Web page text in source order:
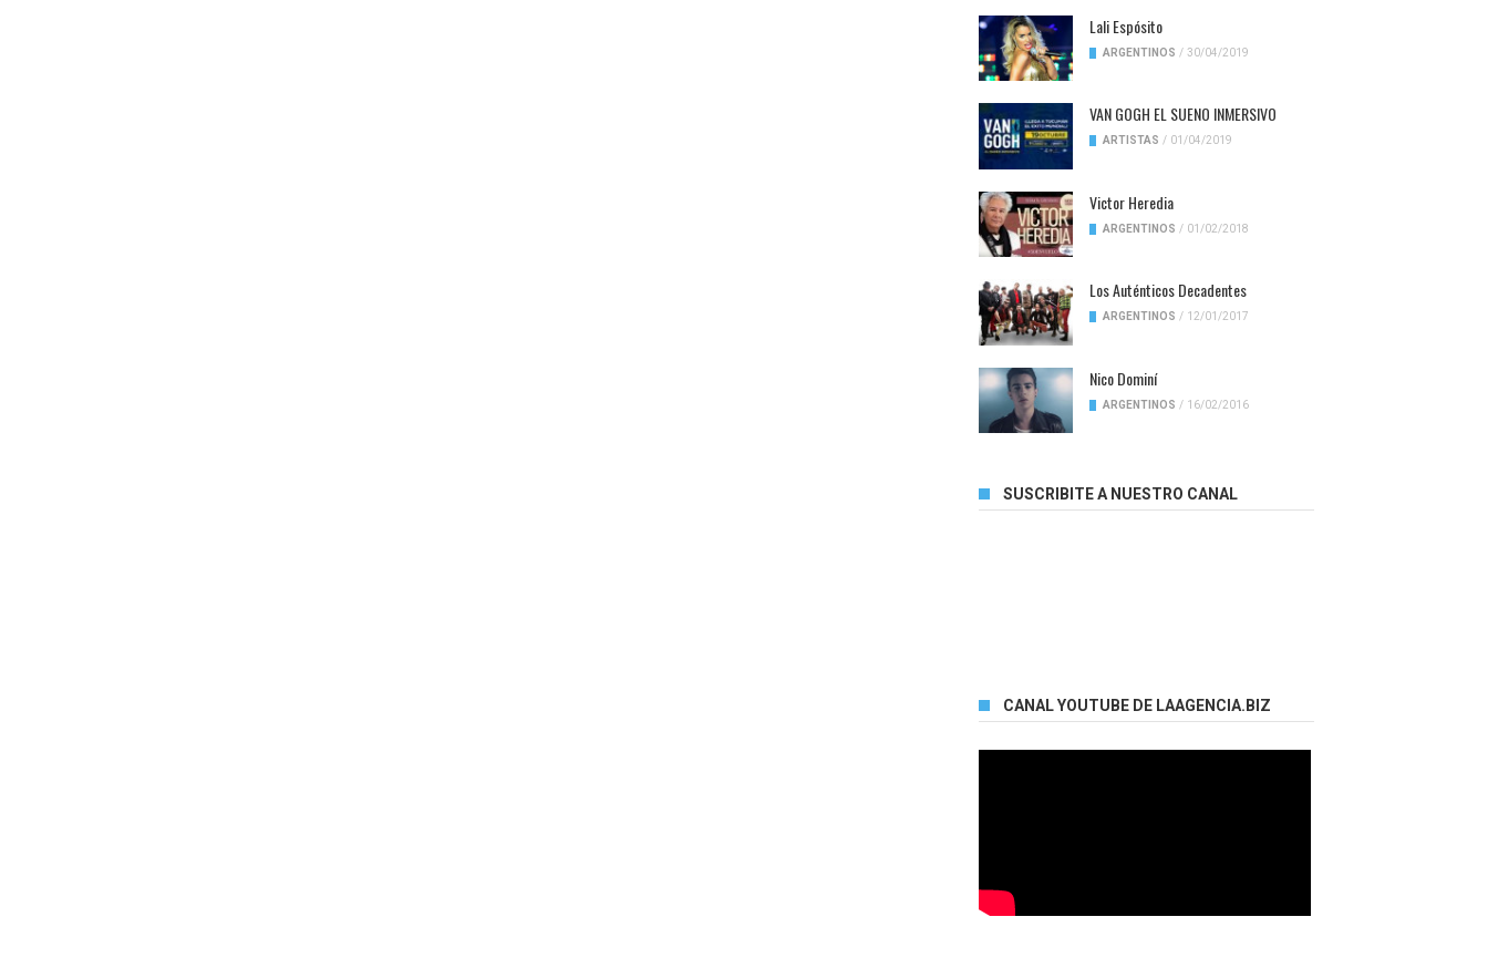
Lali Espósito
ARGENTINOS / 30/04/2019
VAN GOGH EL SUENO INMERSIVO
ARTISTAS / 01/04/2019
Victor Heredia
ARGENTINOS / 01/02/2018
Los Auténticos Decadentes
ARGENTINOS / 12/01/2017
Nico Dominí
ARGENTINOS / 16/02/2016
SUSCRIBITE A NUESTRO CANAL
CANAL YOUTUBE DE LAAGENCIA.BIZ